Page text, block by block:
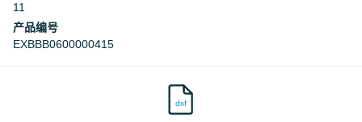
11
产品编号
EXBBB0600000415
dxf